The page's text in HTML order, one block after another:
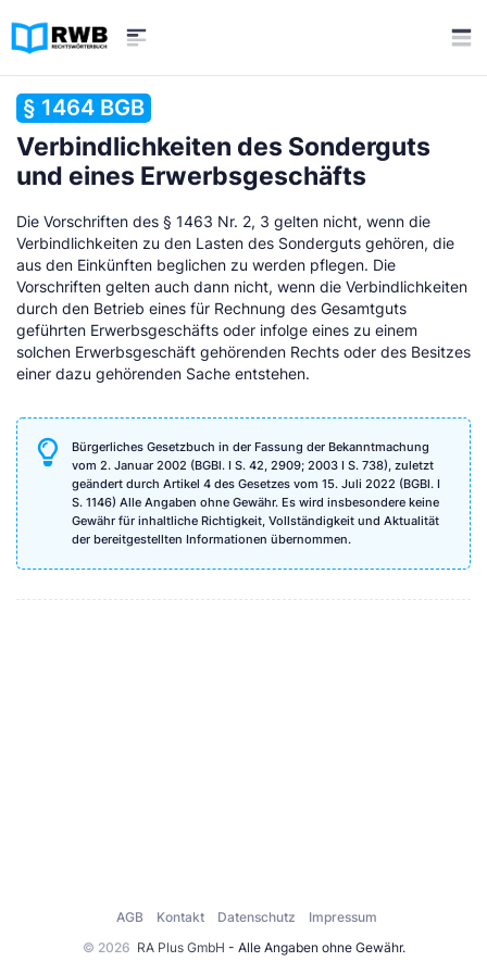
§ 1464 BGB
Verbindlichkeiten des Sonderguts
und eines Erwerbsgeschäfts
Die Vorschriften des § 1463 Nr. 2, 3 gelten nicht, wenn die
Verbindlichkeiten zu den Lasten des Sonderguts gehören, die
aus den Einkünften beglichen zu werden pflegen. Die
Vorschriften gelten auch dann nicht, wenn die Verbindlichkeiten
durch den Betrieb eines für Rechnung des Gesamtguts
geführten Erwerbsgeschäfts oder infolge eines zu einem
solchen Erwerbsgeschäft gehörenden Rechts oder des Besitzes
einer dazu gehörenden Sache entstehen.
Bürgerliches Gesetzbuch in der Fassung der Bekanntmachung
vom 2. Januar 2002 (BGBl. I S. 42, 2909; 2003 I S. 738), zuletzt
geändert durch Artikel 4 des Gesetzes vom 15. Juli 2022 (BGBl. I
S. 1146) Alle Angaben ohne Gewähr. Es wird insbesondere keine
Gewähr für inhaltliche Richtigkeit, Vollständigkeit und Aktualität
der bereitgestellten Informationen übernommen.
© 2026 RA Plus GmbH - Alle Angaben ohne Gewähr.
AGB Kontakt Datenschutz Impressum